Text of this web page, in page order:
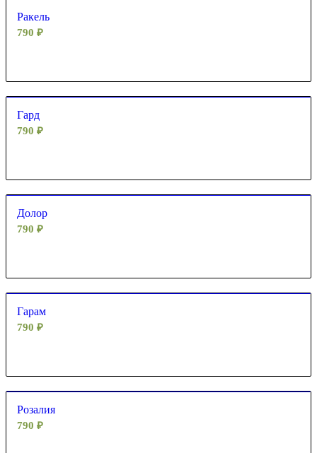
Ракель
790 ₽
Гард
790 ₽
Долор
790 ₽
Гарам
790 ₽
Розалия
790 ₽